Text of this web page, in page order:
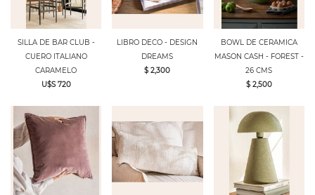
SILLA DE BAR CLUB -
CUERO ITALIANO
CARAMELO
U$S 720
LIBRO DECO - DESIGN
DREAMS
$ 2,300
BOWL DE CERAMICA
MASON CASH - FOREST -
26 CMS
$ 2,500